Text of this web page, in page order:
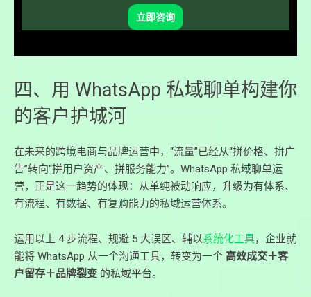
立即咨询
四、用 WhatsApp 私域聊单构建你
的客户护城河
在未来的跨境电商与品牌运营中，“流量”已经从“拼价格、拼广
告”转向“拼用户资产、拼服务能力”。WhatsApp 私域聊单运
营，正是这一趋势的体现：从单纯被动响应，升级为有体系、
有流程、有数据、有复购能力的私域运营体系。
运用以上 4 步流程、规避 5 大误区、辅以系统化工具，企业就
能将 WhatsApp 从一个沟通工具，转变为一个 高效成交＋客
户留存＋品牌裂变 的私域平台。